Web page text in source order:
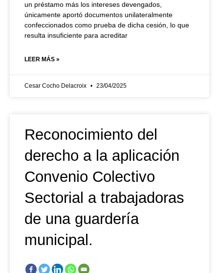
un préstamo más los intereses devengados,
únicamente aportó documentos unilateralmente
confeccionados como prueba de dicha cesión, lo que
resulta insuficiente para acreditar
LEER MÁS »
Cesar Cocho Delacroix 23/04/2025
Reconocimiento del
derecho a la aplicación
Convenio Colectivo
Sectorial a trabajadoras
de una guardería
municipal.